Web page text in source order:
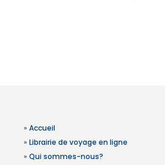
» Accueil
» Librairie de voyage en ligne
» Qui sommes-nous?